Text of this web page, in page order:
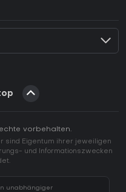
vorbehalten.
sind Eigentum ihrer jeweiligen
und Informationszwecken
unabhängiger